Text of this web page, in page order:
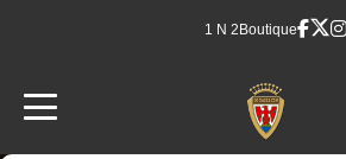
1 N 2 Boutique